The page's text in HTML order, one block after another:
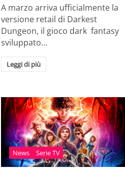
A marzo arriva ufficialmente la
versione retail di Darkest
Dungeon, il gioco dark fantasy
sviluppato…
Leggi di più
News Serie TV